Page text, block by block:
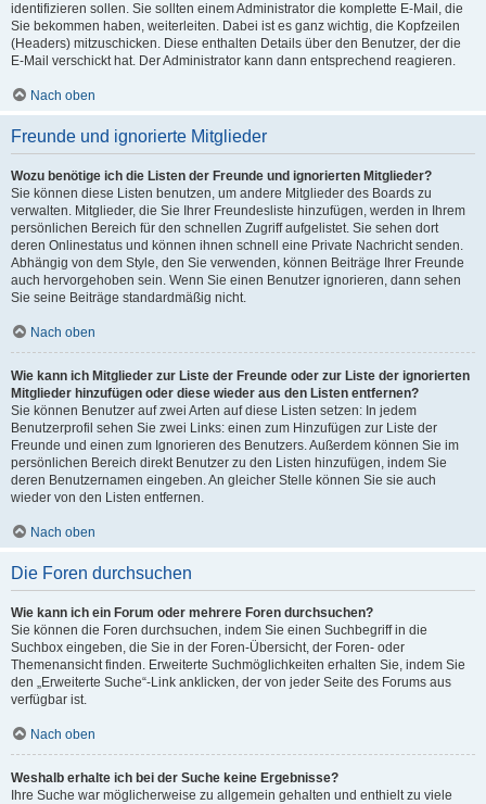
identifizieren sollen. Sie sollten einem Administrator die komplette E-Mail, die
Sie bekommen haben, weiterleiten. Dabei ist es ganz wichtig, die Kopfzeilen
(Headers) mitzuschicken. Diese enthalten Details über den Benutzer, der die
E-Mail verschickt hat. Der Administrator kann dann entsprechend reagieren.
Nach oben
Freunde und ignorierte Mitglieder
Wozu benötige ich die Listen der Freunde und ignorierten Mitglieder?
Sie können diese Listen benutzen, um andere Mitglieder des Boards zu
verwalten. Mitglieder, die Sie Ihrer Freundesliste hinzufügen, werden in Ihrem
persönlichen Bereich für den schnellen Zugriff aufgelistet. Sie sehen dort
deren Onlinestatus und können ihnen schnell eine Private Nachricht senden.
Abhängig von dem Style, den Sie verwenden, können Beiträge Ihrer Freunde
auch hervorgehoben sein. Wenn Sie einen Benutzer ignorieren, dann sehen
Sie seine Beiträge standardmäßig nicht.
Nach oben
Wie kann ich Mitglieder zur Liste der Freunde oder zur Liste der ignorierten
Mitglieder hinzufügen oder diese wieder aus den Listen entfernen?
Sie können Benutzer auf zwei Arten auf diese Listen setzen: In jedem
Benutzerprofil sehen Sie zwei Links: einen zum Hinzufügen zur Liste der
Freunde und einen zum Ignorieren des Benutzers. Außerdem können Sie im
persönlichen Bereich direkt Benutzer zu den Listen hinzufügen, indem Sie
deren Benutzernamen eingeben. An gleicher Stelle können Sie sie auch
wieder von den Listen entfernen.
Nach oben
Die Foren durchsuchen
Wie kann ich ein Forum oder mehrere Foren durchsuchen?
Sie können die Foren durchsuchen, indem Sie einen Suchbegriff in die
Suchbox eingeben, die Sie in der Foren-Übersicht, der Foren- oder
Themenansicht finden. Erweiterte Suchmöglichkeiten erhalten Sie, indem Sie
den „Erweiterte Suche“-Link anklicken, der von jeder Seite des Forums aus
verfügbar ist.
Nach oben
Weshalb erhalte ich bei der Suche keine Ergebnisse?
Ihre Suche war möglicherweise zu allgemein gehalten und enthielt zu viele